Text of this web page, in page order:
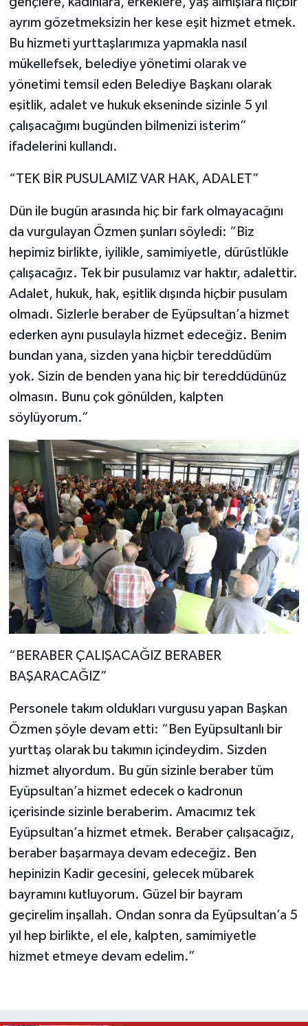
ayrım gözetmeksizin her kese eşit hizmet etmek.
Bu hizmeti yurttaşlarımıza yapmakla nasıl
mükellefsek, belediye yönetimi olarak ve
yönetimi temsil eden Belediye Başkanı olarak
eşitlik, adalet ve hukuk ekseninde sizinle 5 yıl
çalışacağımı bugünden bilmenizi isterim”
ifadelerini kullandı.
“TEK BİR PUSULAMIZ VAR HAK, ADALET”
Dün ile bugün arasında hiç bir fark olmayacağını
da vurgulayan Özmen şunları söyledi: “Biz
hepimiz birlikte, iyilikle, samimiyetle, dürüstlükle
çalışacağız. Tek bir pusulamız var haktır, adalettir.
Adalet, hukuk, hak, eşitlik dışında hiçbir pusulam
olmadı. Sizlerle beraber de Eyüpsultan’a hizmet
ederken aynı pusulayla hizmet edeceğiz. Benim
bundan yana, sizden yana hiçbir tereddüdüm
yok. Sizin de benden yana hiç bir tereddüdünüz
olmasın. Bunu çok gönülden, kalpten
söylüyorum.”
“BERABER ÇALIŞACAĞIZ BERABER
BAŞARACAĞIZ”
Personele takım oldukları vurgusu yapan Başkan
Özmen şöyle devam etti: “Ben Eyüpsultanlı bir
yurttaş olarak bu takımın içindeydim. Sizden
hizmet alıyordum. Bu gün sizinle beraber tüm
Eyüpsultan’a hizmet edecek o kadronun
içerisinde sizinle beraberim. Amacımız tek
Eyüpsultan’a hizmet etmek. Beraber çalışacağız,
beraber başarmaya devam edeceğiz. Ben
hepinizin Kadir gecesini, gelecek mübarek
bayramını kutluyorum. Güzel bir bayram
geçirelim inşallah. Ondan sonra da Eyüpsultan’a 5
yıl hep birlikte, el ele, kalpten, samimiyetle
hizmet etmeye devam edelim.”